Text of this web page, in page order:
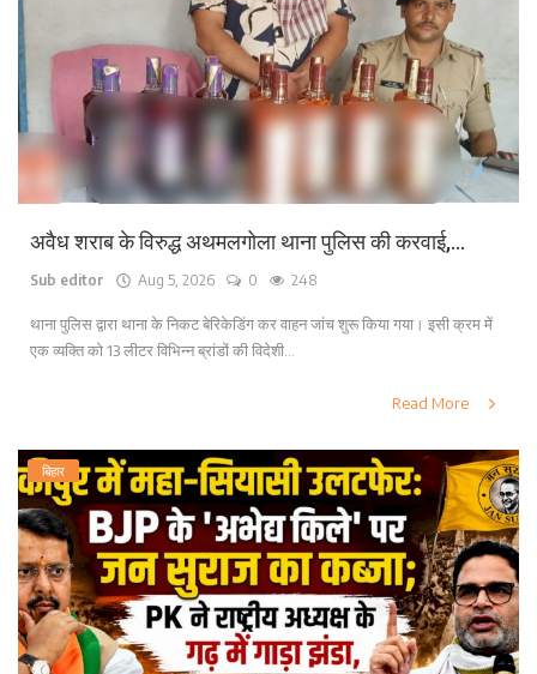
अवैध शराब के विरुद्ध अथमलगोला थाना पुलिस की करवाई,...
Sub editor Aug 5, 2026 0 248
थाना पुलिस द्वारा थाना के निकट बेरिकेडिंग कर वाहन जांच शुरू किया गया। इसी क्रम में
एक व्यक्ति को 13 लीटर विभिन्न ब्रांडों की विदेशी...
Read More
बिहार